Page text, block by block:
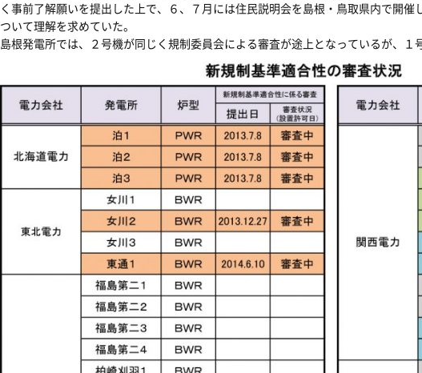
く事前了解願いを提出した上で、６、７月には住民説明会を島根・鳥取県内で開催
ついて理解を求めていた。
島根発電所では、２号機が同じく規制委員会による審査が途上となっているが、１